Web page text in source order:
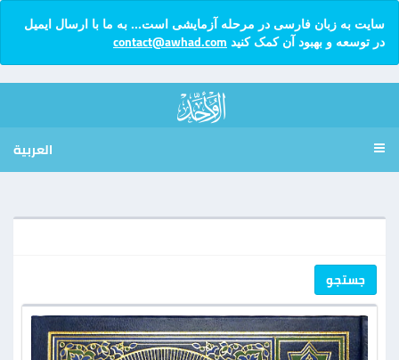
سایت به زبان فارسی در مرحله آزمایشی است... به ما با ارسال ایمیل
در توسعه و بهبود آن کمک کنید contact@awhad.com
العربية
جستجو